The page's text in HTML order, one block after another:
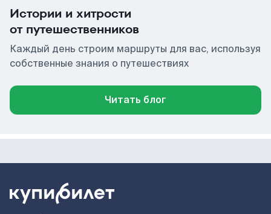
Истории и хитрости
от путешественников
Каждый день строим маршруты для вас, используя
собственные знания о путешествиях
Читать блог